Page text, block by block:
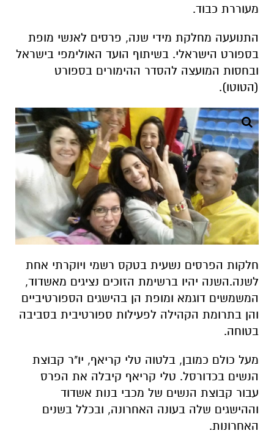
מעוררת כבוד.
התנועעה מחלקת מידי שנה, פרסים לאנשי מופת
בספורט הישראלי. בשיתוף הועד האולימפי בישראל
ובחסות המועצה להסדר ההימורים בספורט
(הטוטו).
חלקות הפרסים נשעית בטקס רשמי ויוקרתי אחת
לשנה.השנה יהיו ברשימת הזוכים נציגים מאשדוד,
המשמשים דוגמא ומופת הן בהישגים הספורטיביים
והן בתרומת הקהילה לפעילות ספורטיבית בסביבה
בטוחה.
מעל כולם כמובן, בלטוה טלי קריאף, יו"ר קבוצת
הנשים בכדורסל. טלי קריאף קיבלה את הפרס
עבור קבוצת הנשים של מכבי בנות אשדוד
וההישגים שלה בעונה האחרונה, ובכלל בשנים
האחרונות.